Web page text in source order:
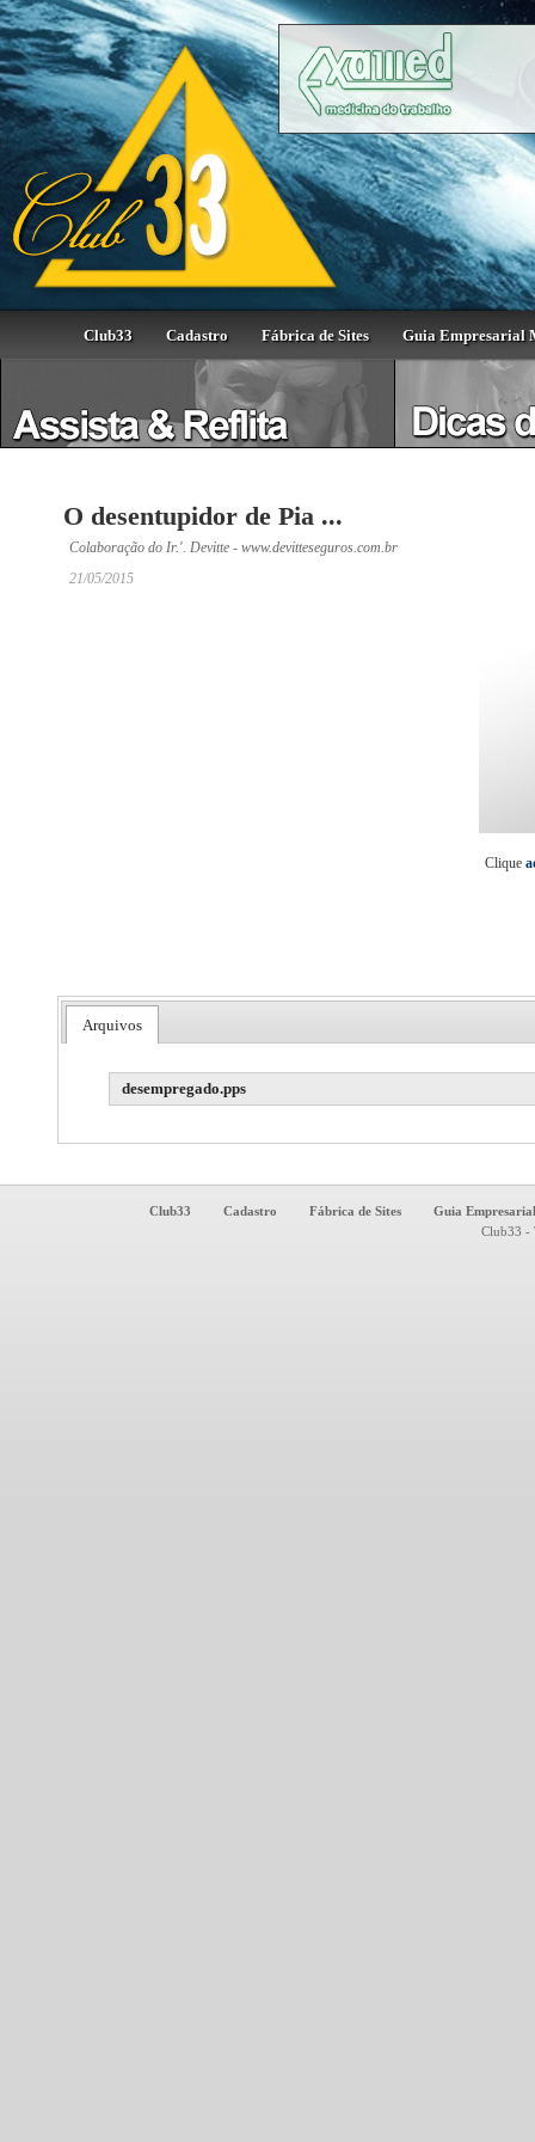
Club33 Cadastro Fábrica de Sites Guia Empresarial
O desentupidor de Pia ...
Colaboração do Ir.'. Devitte - www.devitteseguros.com.br
21/05/2015
Clique
Arquivos
desempregado.pps
Club33 Cadastro Fábrica de Sites
Guia
Club33 -